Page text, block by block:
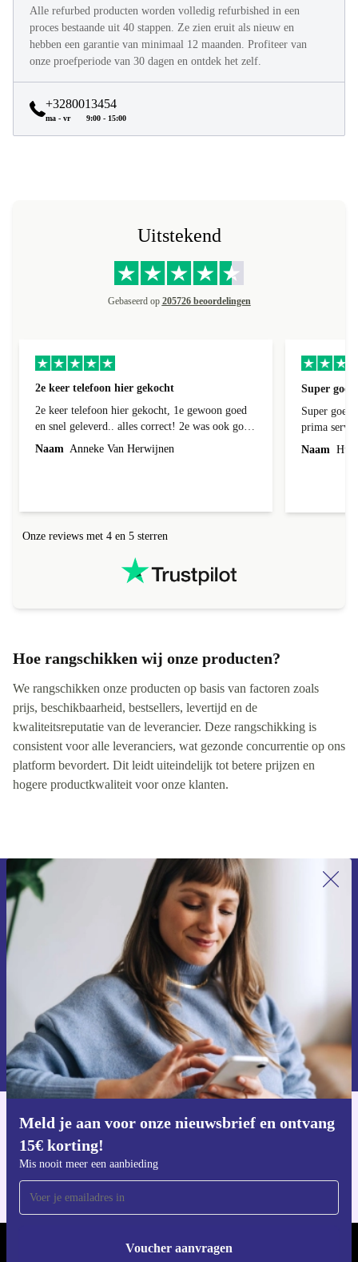
Alle refurbed producten worden volledig refurbished in een
proces bestaande uit 40 stappen. Ze zien eruit als nieuw en
hebben een garantie van minimaal 12 maanden. Profiteer van
onze proefperiode van 30 dagen en ontdek het zelf.
+3280013454
ma - vr 9:00 - 15:00
Uitstekend
Gebaseerd op 205726 beoordelingen
2e keer telefoon hier gekocht
2e keer telefoon hier gekocht, 1e gewoon goed
en snel geleverd.. alles correct! 2e was ook goed
geleverd en alles erbij, 1e week bij foto's liep er
een streep doorheen! Kon ik terug sturen nadat
Naam Anneke Van Herwijnen
Super
Super
prima
Naam Hub
Onze reviews met 4 en 5 sterren
Hoe rangschikken wij onze producten?
We rangschikken onze producten op basis van factoren zoals
prijs, beschikbaarheid, bestsellers, levertijd en de
kwaliteitsreputatie van de leverancier. Deze rangschikking is
consistent voor alle leveranciers, wat gezonde concurrentie op ons
platform bevordert. Dit leidt uiteindelijk tot betere prijzen en
hogere productkwaliteit voor onze klanten.
Meld je aan voor onze nieuwsbrief en ontvang
15€ korting!
Mis nooit meer een aanbieding
Voucher aanvragen
Meld je aan voor onze nieuwsbrief en
ontvang €15 korting!
Mis nooit meer een aanbieding.
Voucher aanvragen
Informatie over het gebruik van persoonsgegevens vind je in ons
privacybeleid
Download de refurbed app
REFURBED NEDERLAND - RETHINK NEW.